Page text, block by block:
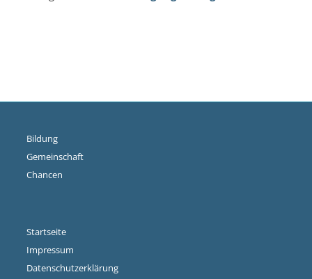
Bildung
Gemeinschaft
Chancen
Startseite
Impressum
Datenschutzerklärung